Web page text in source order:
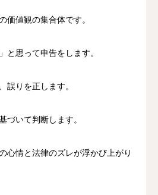
価値観の集合体です。
と思って申告をします。
誤りを正します。
づいて判断します。
心情と法律のズレが浮かび上がり